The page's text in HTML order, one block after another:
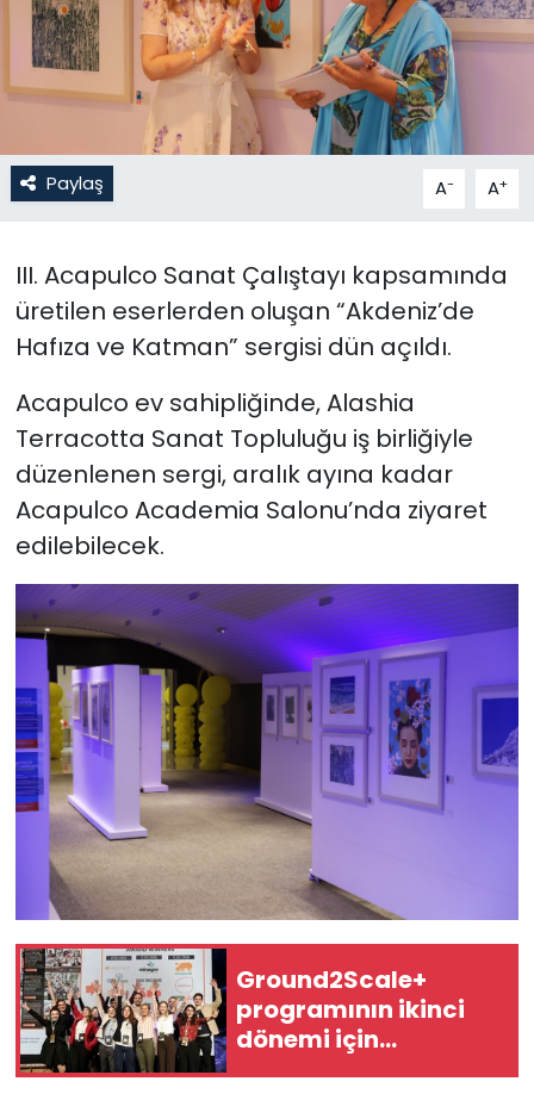
Paylaş A- A+
III. Acapulco Sanat Çalıştayı kapsamında
üretilen eserlerden oluşan “Akdeniz’de
Hafıza ve Katman” sergisi dün açıldı.
Acapulco ev sahipliğinde, Alashia
Terracotta Sanat Topluluğu iş birliğiyle
düzenlenen sergi, aralık ayına kadar
Acapulco Academia Salonu’nda ziyaret
edilebilecek.
Ground2Scale+
programının ikinci
dönemi için
başvurular açıldı
Kültür Sanat
Moda
Otomobil Dünyası
Politika
SAĞLIK
Spor
Teknoloji
TÜRKiYE
Video Galeri
YAŞAM
Yazarlar